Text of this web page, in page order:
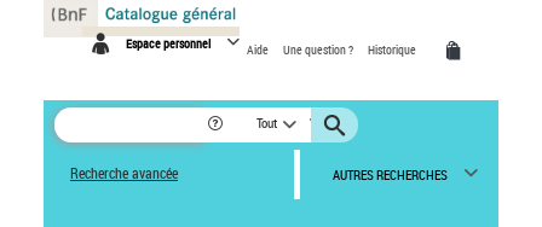
Espace personnel Aide Une question ? Historique
Tout
Recherche avancée AUTRES RECHERCHES
Panneau de gestion des cookies